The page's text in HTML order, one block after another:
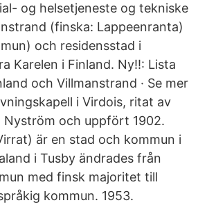
og helsetjeneste og tekniske
(finska: Lappeenranta)
och residensstad i
Karelen i Finland. Ny!!: Lista
och Villmanstrand · Se mer
i Virdois, ritat av
Nyström och uppfört 1902.
är en stad och kommun i
i Tusby ändrades från
med finsk majoritet till
kommun. 1953.